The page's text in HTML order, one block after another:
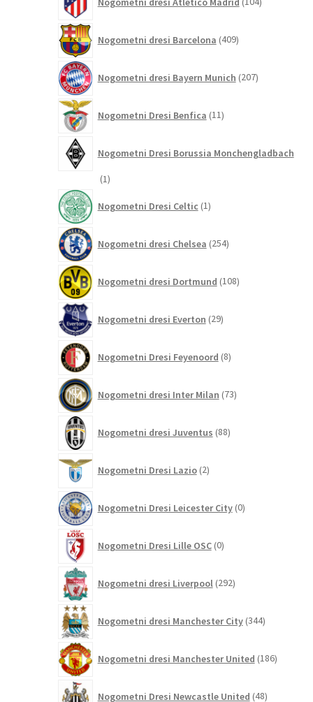
izdelki
Nogometni dresi Barcelona 409izdelkov
Nogometni dresi Bayern Munich 207izdelkov
Nogometni Dresi Benfica 11izdelkov
Nogometni Dresi Borussia Monchengladbach
11
Nogometni Dresi Celtic 1izdelek
Nogometni dresi Chelsea 254izdelkov
Nogometni dresi Dortmund 108izdelkov
Nogometni dresi Everton 29izdelkov
Nogometni Dresi Feyenoord 8izdelkov
Nogometni dresi Inter Milan 73izdelkov
Nogometni dresi Juventus 88izdelkov
Nogometni Dresi Lazio 2izdelka
Nogometni Dresi Leicester City 0izdelkov
Nogometni Dresi Lille OSC 0izdelkov
Nogometni dresi Liverpool 292izdelkov
Nogometni dresi Manchester City 344izdelkov
Nogometni dresi Manchester United 186izdelkov
Nogometni Dresi Newcastle United 48